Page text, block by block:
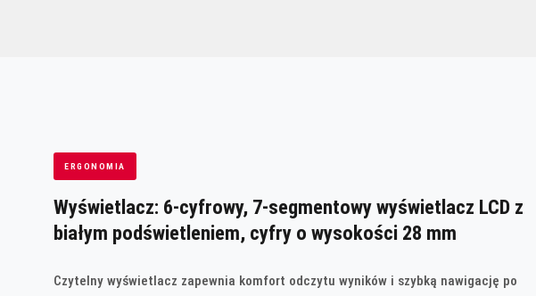
ERGONOMIA
Wyświetlacz: 6-cyfrowy, 7-segmentowy wyświetlacz LCD z
białym podświetleniem, cyfry o wysokości 28 mm
Czytelny wyświetlacz zapewnia komfort odczytu wyników i szybką nawigację po